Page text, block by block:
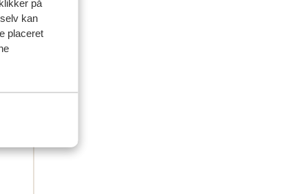
på
kan
placeret